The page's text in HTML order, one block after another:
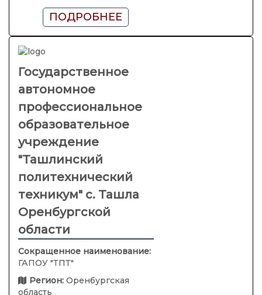
ПОДРОБНЕЕ
Государственное
автономное
профессиональное
образовательное
учреждение
"Ташлинский
политехнический
техникум" с. Ташла
Оренбургской
области
Сокращенное наименование:
ГАПОУ "ТПТ"
Регион: Оренбургская
область